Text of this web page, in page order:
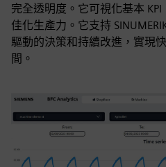
完全透明度。它可視化基本
佳化生產力。它支持
驅動的決策和持續改進，實現
間。